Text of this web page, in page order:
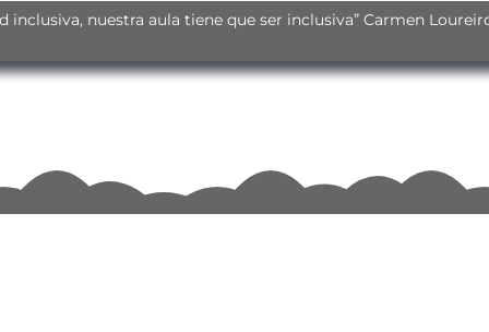
nuestra aula tiene que ser inclusiva” Carmen